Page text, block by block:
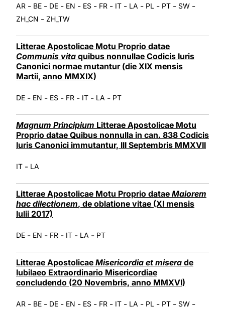
AR - BE - DE - EN - ES - FR - IT - LA - PL - PT - SW -
ZH_CN - ZH_TW
Litterae Apostolicae Motu Proprio datae
Communis vita quibus nonnullae Codicis Iuris
Canonici normae mutantur (die XIX mensis
Martii, anno MMXIX)
DE - EN - ES - FR - IT - LA - PT
Magnum Principium Litterae Apostolicae Motu
Proprio datae Quibus nonnulla in can. 838 Codicis
Iuris Canonici immutantur, III Septembris MMXVII
IT - LA
Litterae Apostolicae Motu Proprio datae Maiorem
hac dilectionem, de oblatione vitae (XI mensis
Iulii 2017)
DE - EN - FR - IT - LA - PT
Litterae Apostolicae Misericordia et misera de
Iubilaeo Extraordinario Misericordiae
concludendo (20 Novembris, anno MMXVI)
AR - BE - DE - EN - ES - FR - IT - LA - PL - PT - SW -